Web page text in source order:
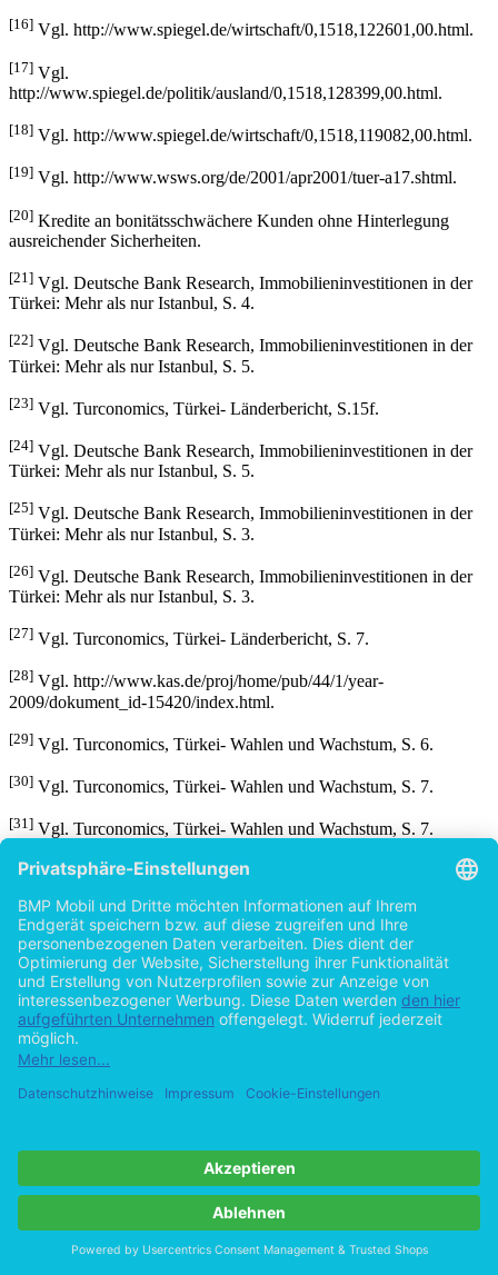
[16] Vgl. http://www.spiegel.de/wirtschaft/0,1518,122601,00.html.
[17] Vgl.
http://www.spiegel.de/politik/ausland/0,1518,128399,00.html.
[18] Vgl. http://www.spiegel.de/wirtschaft/0,1518,119082,00.html.
[19] Vgl. http://www.wsws.org/de/2001/apr2001/tuer-a17.shtml.
[20] Kredite an bonitätsschwächere Kunden ohne Hinterlegung
ausreichender Sicherheiten.
[21] Vgl. Deutsche Bank Research, Immobilieninvestitionen in der
Türkei: Mehr als nur Istanbul, S. 4.
[22] Vgl. Deutsche Bank Research, Immobilieninvestitionen in der
Türkei: Mehr als nur Istanbul, S. 5.
[23] Vgl. Turconomics, Türkei- Länderbericht, S.15f.
[24] Vgl. Deutsche Bank Research, Immobilieninvestitionen in der
Türkei: Mehr als nur Istanbul, S. 5.
[25] Vgl. Deutsche Bank Research, Immobilieninvestitionen in der
Türkei: Mehr als nur Istanbul, S. 3.
[26] Vgl. Deutsche Bank Research, Immobilieninvestitionen in der
Türkei: Mehr als nur Istanbul, S. 3.
[27] Vgl. Turconomics, Türkei- Länderbericht, S. 7.
[28] Vgl. http://www.kas.de/proj/home/pub/44/1/year-
2009/dokument_id-15420/index.html.
[29] Vgl. Turconomics, Türkei- Wahlen und Wachstum, S. 6.
[30] Vgl. Turconomics, Türkei- Wahlen und Wachstum, S. 7.
[31] Vgl. Turconomics, Türkei- Wahlen und Wachstum, S. 7.
[32]Vgl. Turconomics, Türkei- Wahlen und Wachstum, S. 7.
[33]Vgl. http://www.tagesspiegel.de/meinung/kommentare/Tuerkei-
Ahmet-Davutoglu;art141,2788465.
[34]Vgl. http://www.tagesspiegel.de/meinung/kommentare/Tuerkei-
Ahmet-Davutoglu;art141,2788465.
[35]Vgl.
http://www.news.ch/
[37] Vgl. Turconomics, Türkei- Wahlen und Wachstum, S. 3.
Quelle: Entnommen aus: http://www.turkisheconomist.com/.